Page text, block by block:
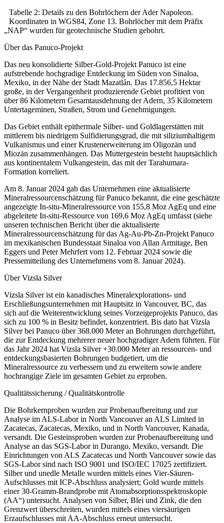
Tabelle 2: Details zu den Bohrlöchern der Ader Napoleon.
Koordinaten in WGS84, Zone 13. Bohrlöcher mit dem Präfix
„NAP“ wurden für geotechnische Studien gebohrt.
Über das Panuco-Projekt
Das neu konsolidierte Silber-Gold-Projekt Panuco ist eine
aufstrebende hochgradige Entdeckung im Süden von Sinaloa,
Mexiko, in der Nähe der Stadt Mazatlán. Das 17.856,5 Hektar
große, in der Vergangenheit produzierende Gebiet profitiert von
über 86 Kilometern Gesamtausdehnung der Adern, 35 Kilometern
Untertageminen, Straßen, Strom und Genehmigungen.
Das Gebiet enthält epithermale Silber- und Goldlagerstätten mit
mittlerem bis niedrigem Sulfidierungsgrad, die mit siliziumhaltigem
Vulkanismus und einer Krustenerweiterung im Oligozän und
Miozän zusammenhängen. Das Muttergestein besteht hauptsächlich
aus kontinentalem Vulkangestein, das mit der Tarahumara-
Formation korreliert.
Am 8. Januar 2024 gab das Unternehmen eine aktualisierte
Mineralressourcenschätzung für Panuco bekannt, die eine geschätzte
angezeigte In-situ-Mineralressource von 155,8 Moz AgEq und eine
abgeleitete In-situ-Ressource von 169,6 Moz AgEq umfasst (siehe
unseren technischen Bericht über die aktualisierte
Mineralressourcenschätzung für das Ag-Au-Pb-Zn-Projekt Panuco
im mexikanischen Bundesstaat Sinaloa von Allan Armitage, Ben
Eggers und Peter Mehrfert vom 12. Februar 2024 sowie die
Pressemitteilung des Unternehmens vom 8. Januar 2024).
Über Vizsla Silver
Vizsla Silver ist ein kanadisches Mineralexplorations- und
Erschließungsunternehmen mit Hauptsitz in Vancouver, BC, das
sich auf die Weiterentwicklung seines Vorzeigeprojekts Panuco, das
sich zu 100 % in Besitz befindet, konzentriert. Bis dato hat Vizsla
Silver bei Panuco über 368.000 Meter an Bohrungen durchgeführt,
die zur Entdeckung mehrerer neuer hochgradiger Adern führten. Für
das Jahr 2024 hat Vizsla Silver +30.000 Meter an ressourcen- und
entdeckungsbasierten Bohrungen budgetiert, um die
Mineralressource zu verbessern und zu erweitern sowie andere
hochrangige Ziele im gesamten Gebiet zu erproben.
Qualitätssicherung / Qualitätskontrolle
Die Bohrkernproben wurden zur Probenaufbereitung und zur
Analyse im ALS-Labor in North Vancouver an ALS Limited in
Zacatecas, Zacatecas, Mexiko, und in North Vancouver, Kanada,
versandt. Die Gesteinsproben wurden zur Probenaufbereitung und
Analyse an das SGS-Labor in Durango, Mexiko, versandt. Die
Einrichtungen von ALS Zacatecas und North Vancouver sowie das
SGS-Labor sind nach ISO 9001 und ISO/IEC 17025 zertifiziert.
Silber und unedle Metalle wurden mittels eines Vier-Säuren-
Aufschlusses mit ICP-Abschluss analysiert; Gold wurde mittels
einer 30-Gramm-Brandprobe mit Atomabsorptionsspektroskopie
(AA“) untersucht. Analysen von Silber, Blei und Zink, die den
Grenzwert überschreiten, wurden mittels eines viersäurigen
Erzaufschlusses mit AA-Abschluss erneut untersucht.